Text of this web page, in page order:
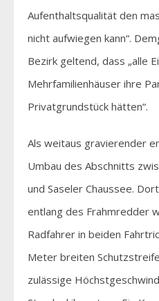
Aufenthaltsqualität den
nicht aufwiegen kann“.
Bezirk geltend, dass „alle
Mehrfamilienhäuser ihre
Privatgrundstück hätten“.
Als weitaus gravierender
Umbau des Abschnitts
und Saseler Chaussee.
entlang des Frahmredder
Radfahrer in beiden
Meter breiten
zulässige